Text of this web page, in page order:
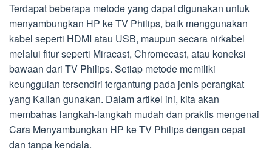
Terdapat beberapa metode yang dapat digunakan untuk
menyambungkan HP ke TV Philips, baik menggunakan
kabel seperti HDMI atau USB, maupun secara nirkabel
melalui fitur seperti Miracast, Chromecast, atau koneksi
bawaan dari TV Philips. Setiap metode memiliki
keunggulan tersendiri tergantung pada jenis perangkat
yang Kalian gunakan. Dalam artikel ini, kita akan
membahas langkah-langkah mudah dan praktis mengenai
Cara Menyambungkan HP ke TV Philips dengan cepat
dan tanpa kendala.